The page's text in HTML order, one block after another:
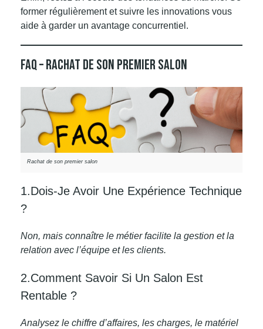
former régulièrement et suivre les innovations vous
aide à garder un avantage concurrentiel.
FAQ – Rachat De Son Premier Salon
Rachat de son premier salon
1.Dois-Je Avoir Une Expérience Technique
?
Non, mais connaître le métier facilite la gestion et la
relation avec l’équipe et les clients.
2.Comment Savoir Si Un Salon Est
Rentable ?
Analysez le chiffre d’affaires, les charges, le matériel